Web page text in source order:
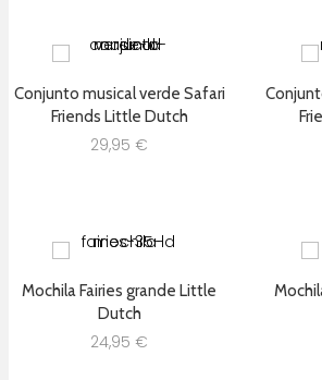
Conjunto musical verde Safari
Friends Little Dutch
29,95 €
Mochila Fairies grande Little
Dutch
24,95 €